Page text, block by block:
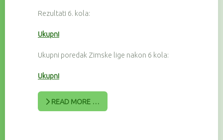
Rezultati 6. kola:
Ukupni
Ukupni poredak Zimske lige nakon 6 kola:
Ukupni
READ MORE …